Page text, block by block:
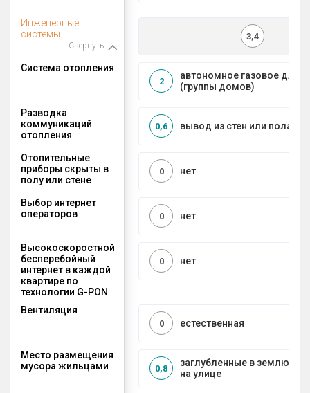
Инженерные
системы
Свернуть
3,4
Система отопления
автономное газовое для
(группы домов)
2
Разводка
коммуникаций
отопления
вывод из стен или пола
0,6
Отопительные
приборы скрыты в
полу или стене
нет
0
Выбор интернет
операторов
нет
0
Высокоскоростной
бесперебойный
интернет в каждой
квартире по
технологии G-PON
нет
0
Вентиляция
естественная
0
Место размещения
мусора жильцами
заглубленные в землю
на улице
0,8